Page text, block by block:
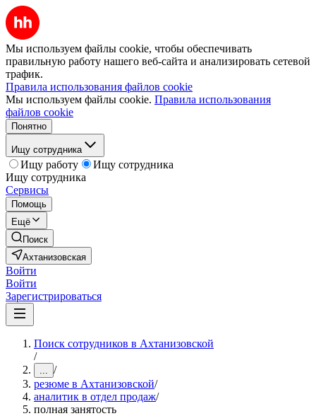
Мы используем файлы cookie, чтобы обеспечивать
правильную работу нашего веб-сайта и анализировать сетевой
трафик.
Правила использования файлов cookie
Мы используем файлы cookie. Правила использования
файлов cookie
Понятно
Ищу сотрудника
Ищу работу
Ищу сотрудника
Ищу сотрудника
Сервисы
Помощь
Ещё
Поиск
Ахтанизовская
Войти
Войти
Зарегистрироваться
Поиск сотрудников в Ахтанизовской
/
... /
резюме в Ахтанизовской/
аналитик в отдел продаж/
полная занятость